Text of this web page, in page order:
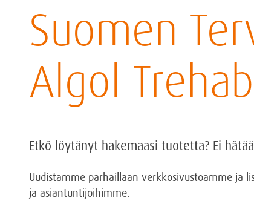
Suomen
Algol
Etkö löytänyt hakemaasi tuotetta? Ei
Uudistamme parhaillaan verkkosivustoamme ja
ja asiantuntijoihimme.